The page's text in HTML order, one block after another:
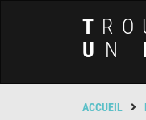
T
U N
ACCUEIL